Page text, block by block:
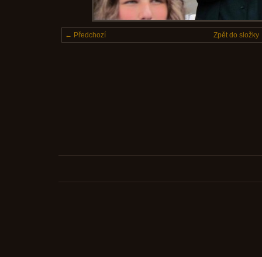
← Předchozí Zpět do složky